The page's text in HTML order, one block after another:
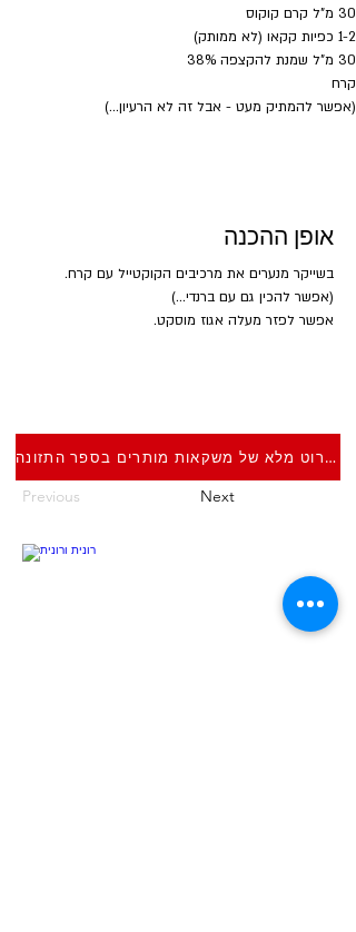
30 מ"ל קרם קוקוס
1-2 כפיות קקאו (לא ממותק)
30 מ"ל שמנת להקצפה 38%
קרח
(אפשר להמתיק מעט - אבל זה לא הרעיון...)
אופן ההכנה
בשייקר מנערים את מרכיבים הקוקטייל עם קרח.
(אפשר להכין גם עם ברנדי...)
אפשר לפזר מעלה אגוז מוסקט.
פירוט מלא של משקאות מותרים בספר התזונה
Previous
Next